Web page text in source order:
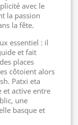
avec le
la passion
la fête.
essentiel : il
et fait
places
côtoient alors
Patxi eta
et active entre
une
basque et